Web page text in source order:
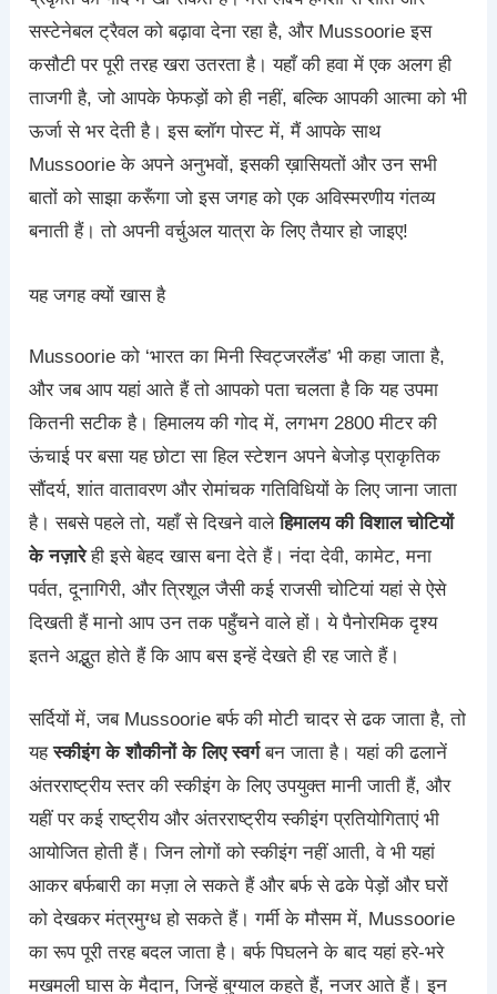
सस्टेनेबल ट्रैवल को बढ़ावा देना रहा है, और Mussoorie इस
कसौटी पर पूरी तरह खरा उतरता है। यहाँ की हवा में एक अलग ही
ताजगी है, जो आपके फेफड़ों को ही नहीं, बल्कि आपकी आत्मा को भी
ऊर्जा से भर देती है। इस ब्लॉग पोस्ट में, मैं आपके साथ
Mussoorie के अपने अनुभवों, इसकी ख़ासियतों और उन सभी
बातों को साझा करूँगा जो इस जगह को एक अविस्मरणीय गंतव्य
बनाती हैं। तो अपनी वर्चुअल यात्रा के लिए तैयार हो जाइए!
यह जगह क्यों खास है
Mussoorie को ‘भारत का मिनी स्विट्जरलैंड’ भी कहा जाता है,
और जब आप यहां आते हैं तो आपको पता चलता है कि यह उपमा
कितनी सटीक है। हिमालय की गोद में, लगभग 2800 मीटर की
ऊंचाई पर बसा यह छोटा सा हिल स्टेशन अपने बेजोड़ प्राकृतिक
सौंदर्य, शांत वातावरण और रोमांचक गतिविधियों के लिए जाना जाता
है। सबसे पहले तो, यहाँ से दिखने वालेहिमालय की विशाल चोटियों
के नज़ारेही इसे बेहद खास बना देते हैं। नंदा देवी, कामेट, मना
पर्वत, दूनागिरी, और त्रिशूल जैसी कई राजसी चोटियां यहां से ऐसे
दिखती हैं मानो आप उन तक पहुँचने वाले हों। ये पैनोरमिक दृश्य
इतने अद्भुत होते हैं कि आप बस इन्हें देखते ही रह जाते हैं।
सर्दियों में, जब Mussoorie बर्फ की मोटी चादर से ढक जाता है, तो
यहस्कीइंग के शौकीनों के लिए स्वर्गबन जाता है। यहां की ढलानें
अंतरराष्ट्रीय स्तर की स्कीइंग के लिए उपयुक्त मानी जाती हैं, और
यहीं पर कई राष्ट्रीय और अंतरराष्ट्रीय स्कीइंग प्रतियोगिताएं भी
आयोजित होती हैं। जिन लोगों को स्कीइंग नहीं आती, वे भी यहां
आकर बर्फबारी का मज़ा ले सकते हैं और बर्फ से ढके पेड़ों और घरों
को देखकर मंत्रमुग्ध हो सकते हैं। गर्मी के मौसम में, Mussoorie
का रूप पूरी तरह बदल जाता है। बर्फ पिघलने के बाद यहां हरे-भरे
मखमली घास के मैदान, जिन्हें बुग्याल कहते हैं, नजर आते हैं। इन